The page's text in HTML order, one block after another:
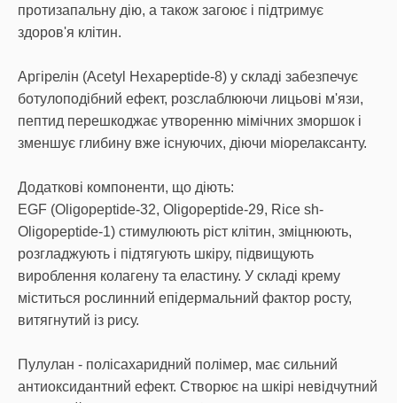
протизапальну дію, а також загоює і підтримує
здоров'я клітин.
Аргірелін (Acetyl Hexapeptide-8) у складі забезпечує
ботулоподібний ефект, розслаблюючи лицьові м'язи,
пептид перешкоджає утворенню мімічних зморшок і
зменшує глибину вже існуючих, діючи міорелаксанту.
Додаткові компоненти, що діють:
EGF (Oligopeptide-32, Oligopeptide-29, Rice sh-
Oligopeptide-1) стимулюють ріст клітин, зміцнюють,
розгладжують і підтягують шкіру, підвищують
вироблення колагену та еластину. У складі крему
міститься рослинний епідермальний фактор росту,
витягнутий із рису.
Пулулан - полісахаридний полімер, має сильний
антиоксидантний ефект. Створює на шкірі невідчутний